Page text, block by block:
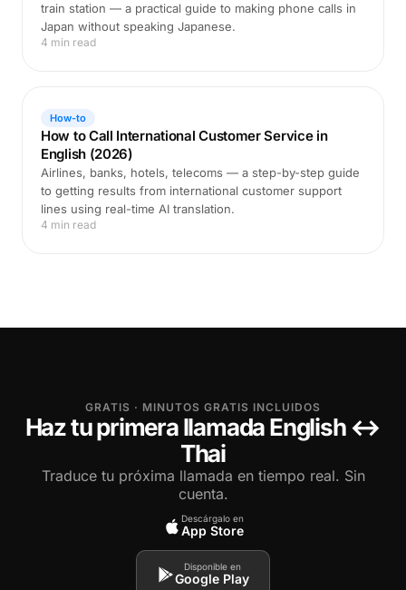
train station — a practical guide to making phone calls in
Japan without speaking Japanese.
4 min read
How-to
How to Call International Customer Service in
English (2026)
Airlines, banks, hotels, telecoms — a step-by-step guide
to getting results from international customer support
lines using real-time AI translation.
4 min read
GRATIS · MINUTOS GRATIS INCLUIDOS
Haz tu primera llamada English ↔
Thai
Traduce tu próxima llamada en tiempo real. Sin
cuenta.
Descárgalo en
App Store
Disponible en
Google Play